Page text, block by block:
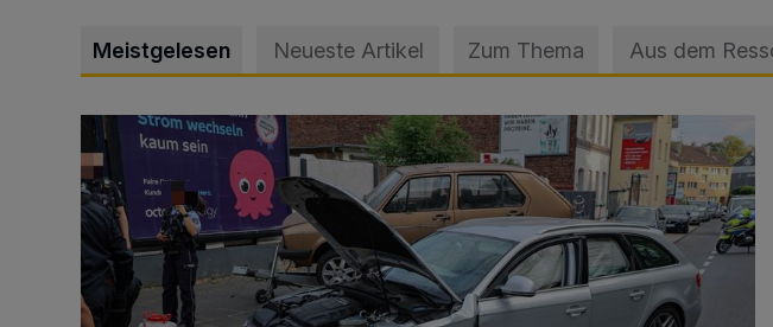
Meistgelesen Neueste Artikel Zum Thema Aus dem
Schwerer Unfall mit 2,48 Promille